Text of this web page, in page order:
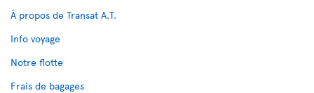
À propos de Transat A.T.
Info voyage
Notre flotte
Frais de bagages